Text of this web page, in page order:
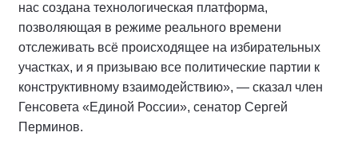
нас создана технологическая платформа,
позволяющая в режиме реального времени
отслеживать всё происходящее на избирательных
участках, и я призываю все политические партии к
конструктивному взаимодействию», — сказал член
Генсовета «Единой России», сенатор Сергей
Перминов.